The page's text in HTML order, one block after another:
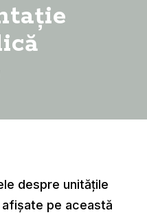
despre unitățile
pe această